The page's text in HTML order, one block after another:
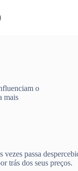
o
mais
passa
trás dos seus preços.